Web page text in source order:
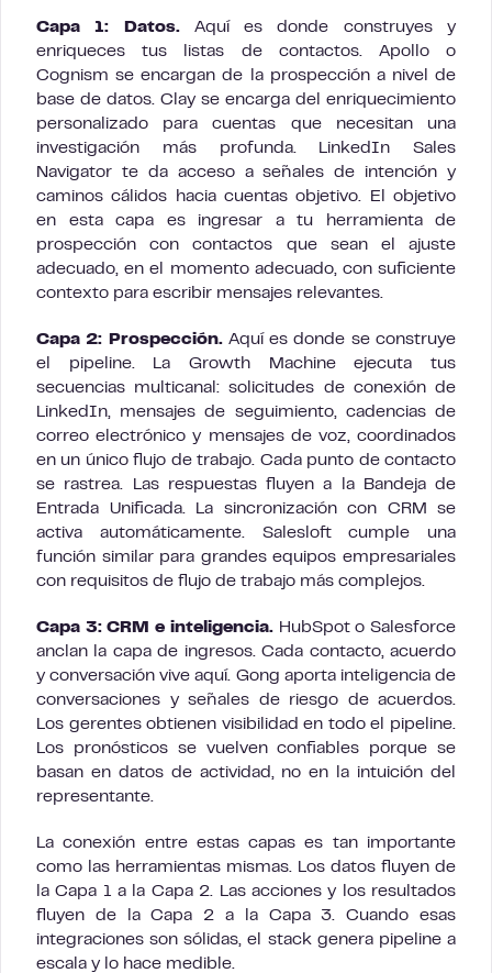
Capa 1: Datos.Aquí es donde construyes y
enriqueces tus listas de contactos. Apollo o
Cognism se encargan de la prospección a nivel de
base de datos. Clay se encarga del enriquecimiento
personalizado para cuentas que necesitan una
investigación más profunda. LinkedIn Sales
Navigator te da acceso a señales de intención y
caminos cálidos hacia cuentas objetivo. El objetivo
en esta capa es ingresar a tu herramienta de
prospección con contactos que sean el ajuste
adecuado, en el momento adecuado, con suficiente
contexto para escribir mensajes relevantes.
Capa 2: Prospección.Aquí es donde se construye
el pipeline. La Growth Machine ejecuta tus
secuencias multicanal: solicitudes de conexión de
LinkedIn, mensajes de seguimiento, cadencias de
correo electrónico y mensajes de voz, coordinados
en un único flujo de trabajo. Cada punto de contacto
se rastrea. Las respuestas fluyen a la Bandeja de
Entrada Unificada. La sincronización con CRM se
activa automáticamente. Salesloft cumple una
función similar para grandes equipos empresariales
con requisitos de flujo de trabajo más complejos.
Capa 3: CRM e inteligencia.HubSpot o Salesforce
anclan la capa de ingresos. Cada contacto, acuerdo
y conversación vive aquí. Gong aporta inteligencia de
conversaciones y señales de riesgo de acuerdos.
Los gerentes obtienen visibilidad en todo el pipeline.
Los pronósticos se vuelven confiables porque se
basan en datos de actividad, no en la intuición del
representante.
La conexión entre estas capas es tan importante
como las herramientas mismas. Los datos fluyen de
la Capa 1 a la Capa 2. Las acciones y los resultados
fluyen de la Capa 2 a la Capa 3. Cuando esas
integraciones son sólidas, el stack genera pipeline a
escala y lo hace medible.